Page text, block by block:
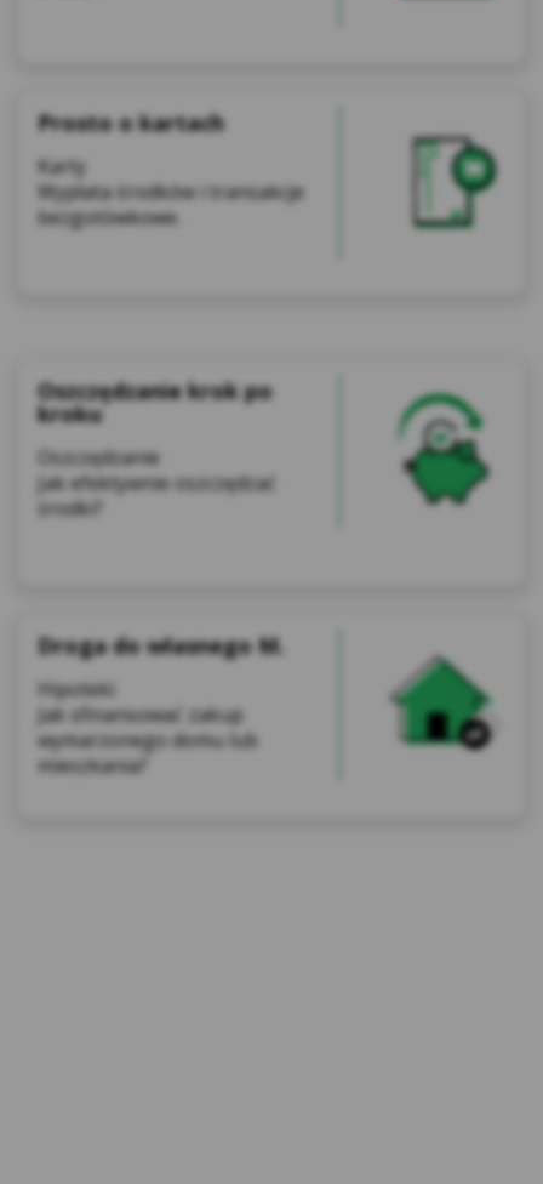
Prosto o kartach
Karty
Wypłata środków i transakcje
bezgotówkowe.
Oszczędzanie krok po
kroku
Oszczędzanie
Jak efektywnie oszczędzać
środki?
Droga do własnego M.
Hipoteki
Jak sfinansować zakup
wymarzonego domu lub
mieszkania?